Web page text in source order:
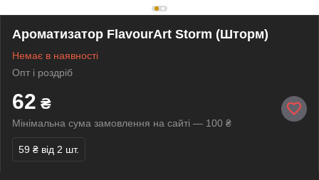
Ароматизатор FlavourArt Storm (Шторм)
Немає в наявності
Опт і роздріб
62 ₴
Мінімальна сума замовлення на сайті — 100 ₴
59 ₴ від 2 шт.